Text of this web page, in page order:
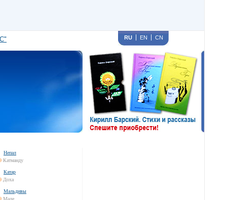
RU EN CN
Непал
Катманду
Катар
Доха
Мальдивы
Мале